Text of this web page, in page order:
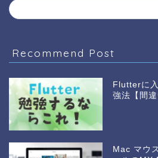
Recommend Post
Flutterに
強法【間
Mac マウ